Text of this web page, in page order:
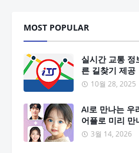
MOST POPULAR
실시간 교통 정
른 길찾기 제공
10월 28, 2025
AI로 만나는 우
어플로 미리 만
3월 14, 2026